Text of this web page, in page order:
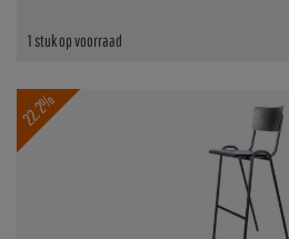
1 stuk op voorraad
22.2%